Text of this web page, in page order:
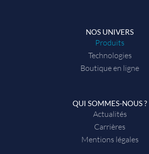
NOS UNIVERS
Produits
Technologies
Boutique en ligne
QUI SOMMES-NOUS ?
Actualités
Carrières
Mentions légales